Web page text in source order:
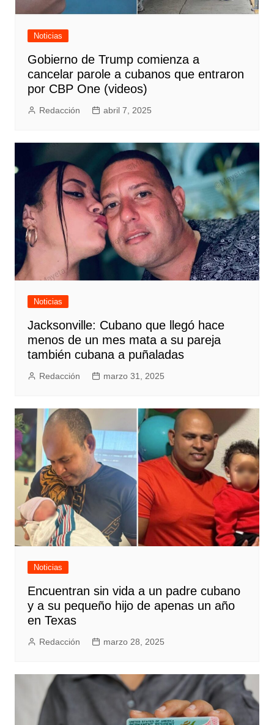
Noticias
Gobierno de Trump comienza a
cancelar parole a cubanos que entraron
por CBP One (videos)
Redacción abril 7, 2025
Noticias
Jacksonville: Cubano que llegó hace
menos de un mes mata a su pareja
también cubana a puñaladas
Redacción marzo 31, 2025
Noticias
Encuentran sin vida a un padre cubano
y a su pequeño hijo de apenas un año
en Texas
Redacción marzo 28, 2025